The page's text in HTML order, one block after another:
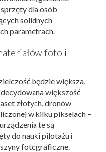
dla osób
solidnych
parametrach.
foto i
będzie większa,
większość
złotych, dronów
w kilku pikselach –
te są
do nauki pilotażu i
fotograficzne.